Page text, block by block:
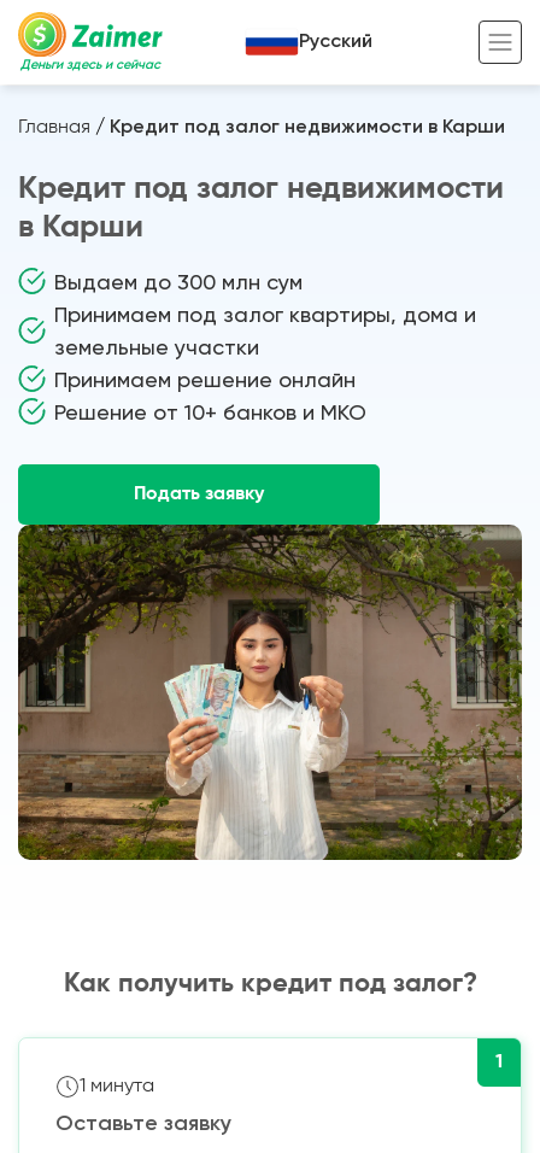
Деньги здесь и сейчас
Кредит под залог авто
Кредит под залог спецтехники
Кредит онлайн
Кредит для предпринимателей
Жизненный цикл вашего кредита
Полезные статьи
Кредитный калькулятор
Русский
Главная / Кредит под залог недвижимости в Карши
Кредит под залог недвижимости
в Карши
Выдаем до 300 млн сум
Принимаем под залог квартиры, дома и
земельные участки
Принимаем решение онлайн
Решение от 10+ банков и МКО
Подать заявку
Как получить кредит под залог?
1
1 минута
Оставьте заявку